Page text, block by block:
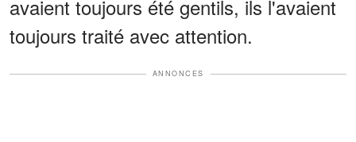
avaient toujours été gentils, ils l'avaient
toujours traité avec attention.
ANNONCES